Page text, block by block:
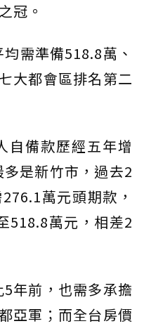
冠。
需準備518.8萬、
大都會區排名第二
自備款歷經五年增
是新竹市，過去2
萬元頭期款，
518.8萬元，相差2
年前，也需多承擔
亞軍；而全台房價